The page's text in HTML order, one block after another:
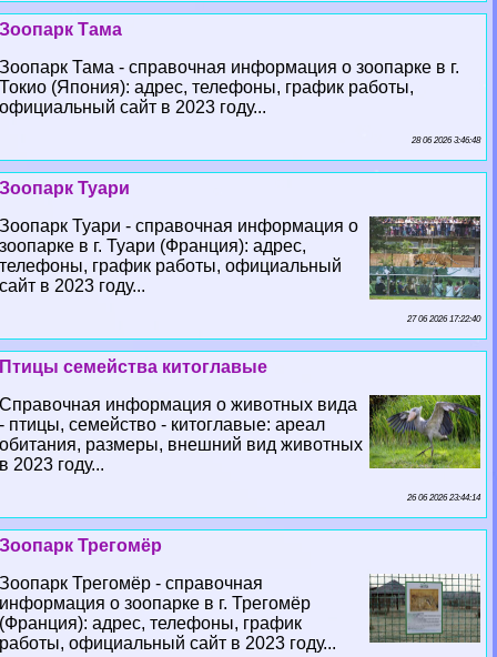
Зоопарк Тама
Зоопарк Тама - справочная информация о зоопарке в г.
Токио (Япония): адрес, телефоны, график работы,
официальный сайт в 2023 году...
28 06 2026 3:46:48
Зоопарк Туари
Зоопарк Туари - справочная информация о
зоопарке в г. Туари (Франция): адрес,
телефоны, график работы, официальный
сайт в 2023 году...
27 06 2026 17:22:40
Птицы семейства китоглавые
Справочная информация о животных вида
- птицы, семейство - китоглавые: ареал
обитания, размеры, внешний вид животных
в 2023 году...
26 06 2026 23:44:14
Зоопарк Трегомёр
Зоопарк Трегомёр - справочная
информация о зоопарке в г. Трегомёр
(Франция): адрес, телефоны, график
работы, официальный сайт в 2023 году...